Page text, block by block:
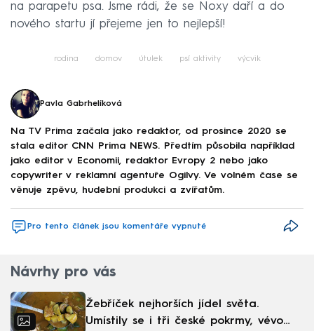
na parapetu psa. Jsme rádi, že se Noxy daří a do
nového startu jí přejeme jen to nejlepší!
rodina domov útulek psí aktivity výcvik
Pavla Gabrhelíková
Na TV Prima začala jako redaktor, od prosince 2020 se
stala editor CNN Prima NEWS. Předtím působila například
jako editor v Economii, redaktor Evropy 2 nebo jako
copywriter v reklamní agentuře Ogilvy. Ve volném čase se
věnuje zpěvu, hudební produkci a zvířatům.
Pro tento článek jsou komentáře vypnuté
Návrhy pro vás
Žebříček nejhorších jídel světa.
Umístily se i tři české pokrmy, vévodí